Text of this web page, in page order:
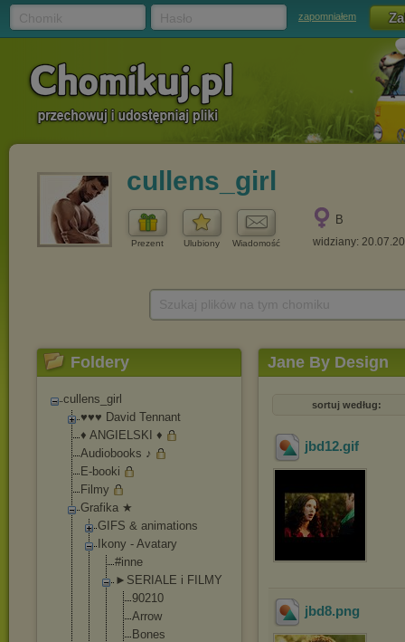
zapomniałem
cullens_girl
Prezent Ulubiony Wiadomość
B
widziany:
Foldery
cullens_girl
♥♥♥ David Tennant
♦ ANGIELSKI ♦
Audiobooks ♪
E-booki
Filmy
Grafika ★
GIFS & animations
Ikony - Avatary
#inne
►SERIALE i FILMY
90210
Arrow
Bones
Jane By Design
sortuj według:
jbd12.gif
jbd8.png